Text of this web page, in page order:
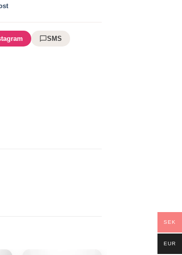
SMS
SEK
EUR